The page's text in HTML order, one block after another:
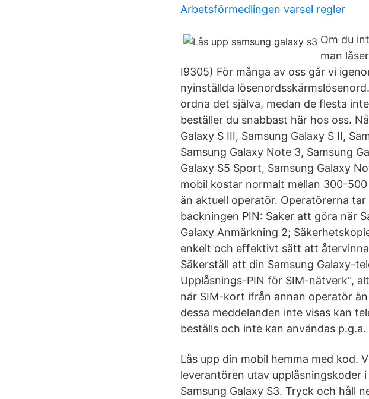
Arbetsförmedlingen varsel regler
Om du
man
I9305) För många av oss går vi
nyinställda
ordna det själva, medan de flesta
beställer du snabbast här hos oss.
Galaxy S III, Samsung Galaxy S II,
Samsung Galaxy Note 3, Samsung
Galaxy S5 Sport, Samsung Galaxy
mobil kostar normalt mellan 300-
än aktuell operatör. Operatörerna
backningen PIN: Saker att göra när
Galaxy Anmärkning 2;
enkelt och effektivt sätt att
Säkerställ att din Samsung Galaxy-
Upplåsnings-PIN för SIM-nätverk",
när SIM-kort ifrån annan operatör
dessa meddelanden inte visas kan
beställs och inte kan användas p.g.a.
Lås upp din mobil hemma med kod.
leverantören utav upplåsningskoder
Samsung Galaxy S3. Tryck och håll